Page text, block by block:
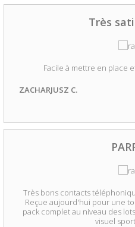
Très
Facile à mettre en place
ZACHARJUSZ C.
Très bons contacts
Reçue aujourd'hui pour une
pack complet au niveau des
visuel